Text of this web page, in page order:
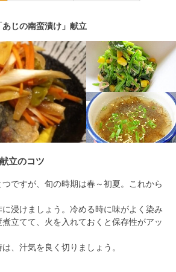
じの南蛮漬け」献立
立のコツ
ですが、旬の時期は春～初夏。これから
浸けましょう。冷める時に味がよく染み
立てて、火を入れておくと保存性がアッ